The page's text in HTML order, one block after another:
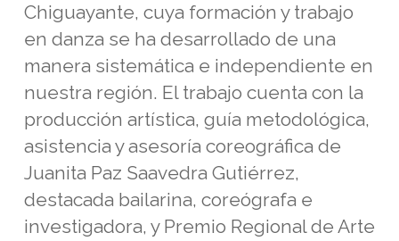
Chiguayante, cuya formación y trabajo
en danza se ha desarrollado de una
manera sistemática e independiente en
nuestra región. El trabajo cuenta con la
producción artística, guía metodológica,
asistencia y asesoría coreográfica de
Juanita Paz Saavedra Gutiérrez,
destacada bailarina, coreógrafa e
investigadora, y Premio Regional de Arte